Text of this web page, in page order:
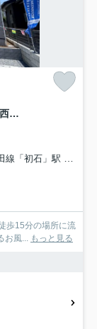
流山市江戸川台西４丁目新築戸建（江戸川台西12期）
初石」駅 徒歩19分
歩15分の場所に流
お風... もっと見る